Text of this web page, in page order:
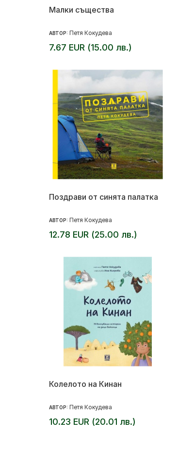
Малки същества
АВТОР: Петя Кокудева
7.67 EUR (15.00 лв.)
Поздрави от синята палатка
АВТОР: Петя Кокудева
12.78 EUR (25.00 лв.)
Колелото на Кинан
АВТОР: Петя Кокудева
10.23 EUR (20.01 лв.)